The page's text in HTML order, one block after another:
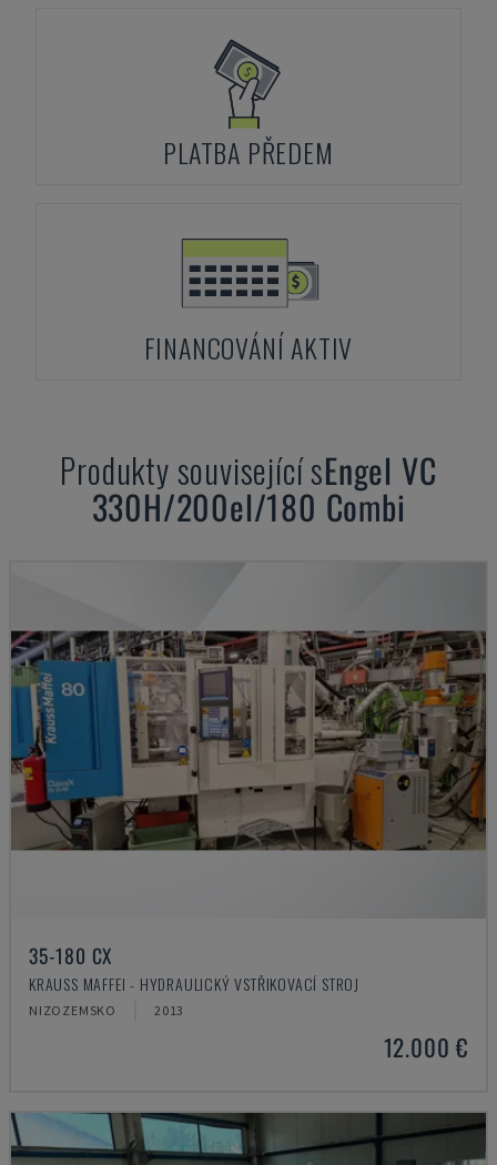
PLATBA PŘEDEM
FINANCOVÁNÍ AKTIV
Produkty související sEngel VC
330H/200el/180 Combi
35-180 CX
KRAUSS MAFFEI - HYDRAULICKÝ VSTŘIKOVACÍ STROJ
NIZOZEMSKO 2013
12.000 €